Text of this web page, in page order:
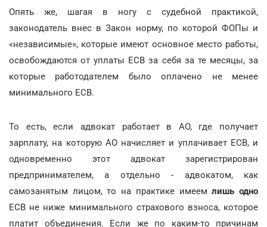
Опять же, шагая в ногу с судебной практикой,
законодатель внес в Закон норму, по которой ФОПы и
«независимые», которые имеют основное место работы,
освобождаются от уплаты ЕСВ за себя за те месяцы, за
которые работодателем было оплачено не менее
минимального ЕСВ.
То есть, если адвокат работает в АО, где получает
зарплату, на которую АО начисляет и уплачивает ЕСВ, и
одновременно этот адвокат зарегистрирован
предпринимателем, а отдельно - адвокатом, как
самозанятым лицом, то на практике имеемлишь одно
ЕСВ не ниже минимального страхового взноса, которое
платит объединения. Если же по каким-то причинам